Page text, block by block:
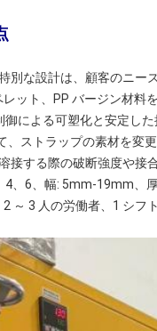
別な設計は、顧客のニー
ット、PP バージン材料
による可塑化と安定した
、ストラップの素材を変
接する際の破断強度や接
4、6、幅: 5mm-19mm、
～ 3 人の労働者、1 シフ